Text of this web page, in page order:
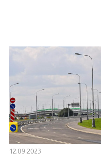
12.09.2023